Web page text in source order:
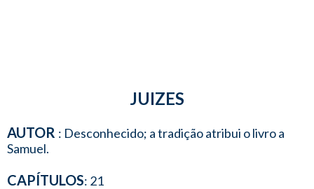
JUIZES
AUTOR : Desconhecido; a tradição atribui o livro a
Samuel.
CAPÍTULOS: 21